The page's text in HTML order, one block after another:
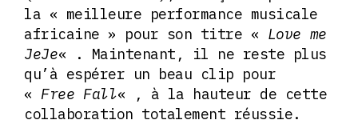
la « meilleure performance musicale
africaine » pour son titre « Love me
JeJe« . Maintenant, il ne reste plus
qu’à espérer un beau clip pour
« Free Fall« , à la hauteur de cette
collaboration totalement réussie.